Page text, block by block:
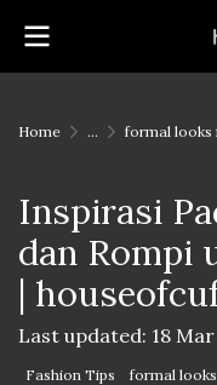
Home ... formal looks
Inspirasi
dan Rompi
|
Last updated: 18
Fashion Tips formal